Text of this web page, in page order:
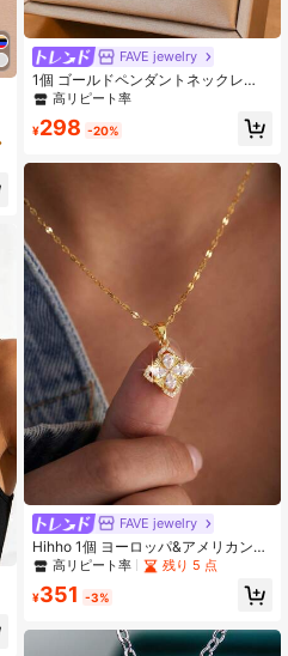
FAVE jewelry
1個 ゴールドペンダントネックレ
ス、フェアリー エナメル ピンクの涙
なOリングチェーン、女性への特別
高リピート率
¥298 -20%
FAVE jewelry
Hihho 1個 ヨーロッパ&アメリカンラ
グジュアリースタイル ペア型ジルコ
ニア クローバーペンダントネックレ
ス、女性の日常通勤・ホリデーギフ
高リピート率 残り 5 点
¥351 -3%